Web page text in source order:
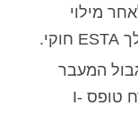
מילוי
המעבר
היבשתי של ארה"ב מבלי למלא בהכרח טופס I-